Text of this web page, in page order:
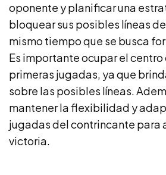
oponente y planificar una
bloquear sus posibles líneas
mismo tiempo que se busca
Es importante ocupar el
primeras jugadas, ya que
sobre las posibles líneas.
mantener la flexibilidad y
jugadas del contrincante para
victoria.